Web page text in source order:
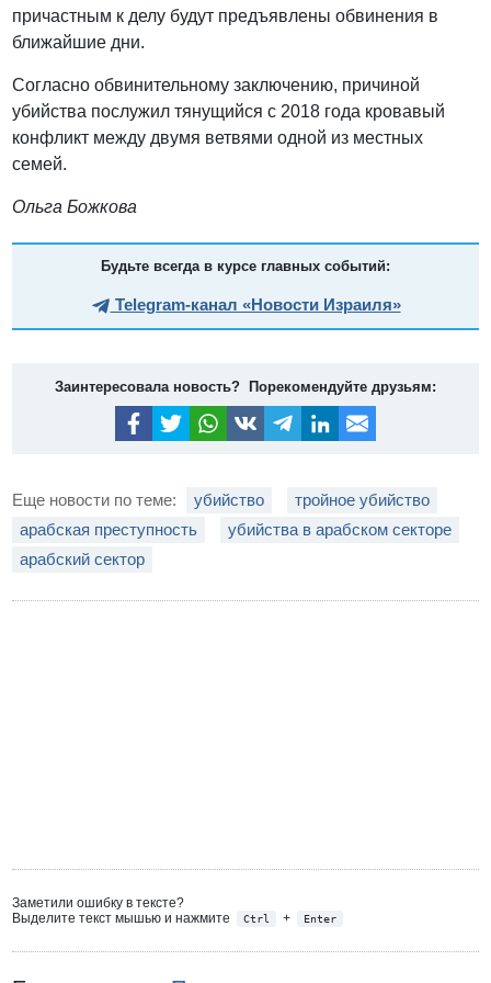
причастным к делу будут предъявлены обвинения в
ближайшие дни.
Согласно обвинительному заключению, причиной
убийства послужил тянущийся с 2018 года кровавый
конфликт между двумя ветвями одной из местных
семей.
Ольга Божкова
Будьте всегда в курсе главных событий:
Telegram-канал «Новости Израиля»
Заинтересовала новость? Порекомендуйте друзьям:
Еще новости по теме: убийство
тройное убийство
арабская преступность
убийства в арабском секторе
арабский сектор
Заметили ошибку в тексте?
Выделите текст мышью и нажмите
Ctrl + Enter